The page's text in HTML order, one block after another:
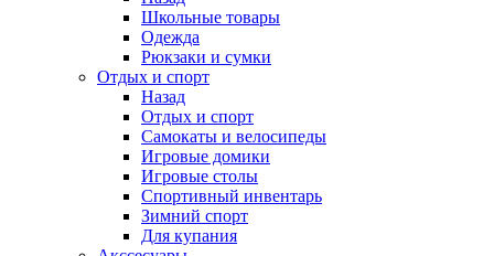
Школьные товары
Одежда
Рюкзаки и сумки
Отдых и спорт
Назад
Отдых и спорт
Самокаты и велосипеды
Игровые домики
Игровые столы
Спортивный инвентарь
Зимний спорт
Для купания